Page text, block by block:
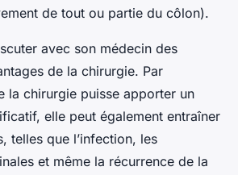
de tout ou partie du côlon).
avec son médecin des
de la chirurgie. Par
la chirurgie puisse apporter un
elle peut également entraîner
telles que l’infection, les
et même la récurrence de la